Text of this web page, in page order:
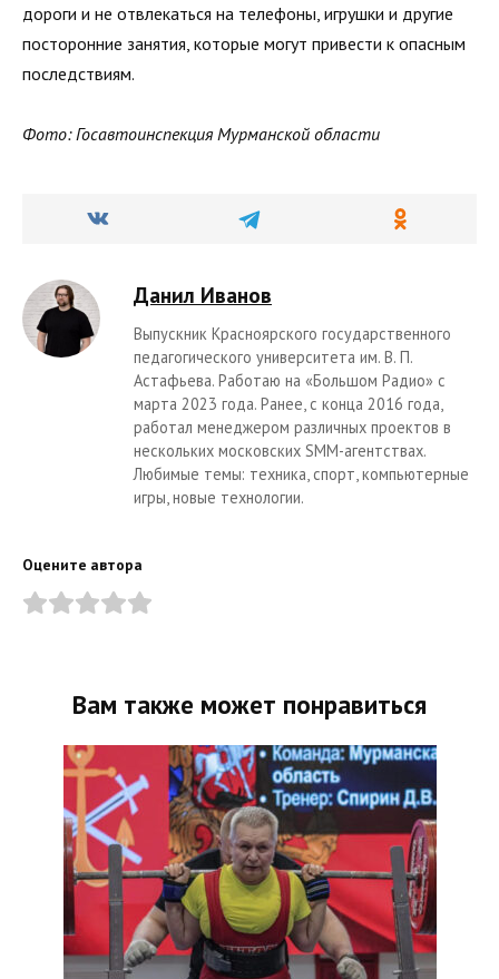
дороги и не отвлекаться на телефоны, игрушки и другие
посторонние занятия, которые могут привести к опасным
последствиям.
Фото: Госавтоинспекция Мурманской области
Данил Иванов
Выпускник Красноярского государственного
педагогического университета им. В. П.
Астафьева. Работаю на «Большом Радио» с
марта 2023 года. Ранее, с конца 2016 года,
работал менеджером различных проектов в
нескольких московских SMM-агентствах.
Любимые темы: техника, спорт, компьютерные
игры, новые технологии.
Оцените автора
Вам также может понравиться